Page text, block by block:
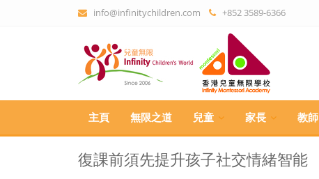
info@infinitychildren.com +852 3589-6366
主頁 無限之道 兒童 家長 教師
復課前須先提升孩子社交情緒智能